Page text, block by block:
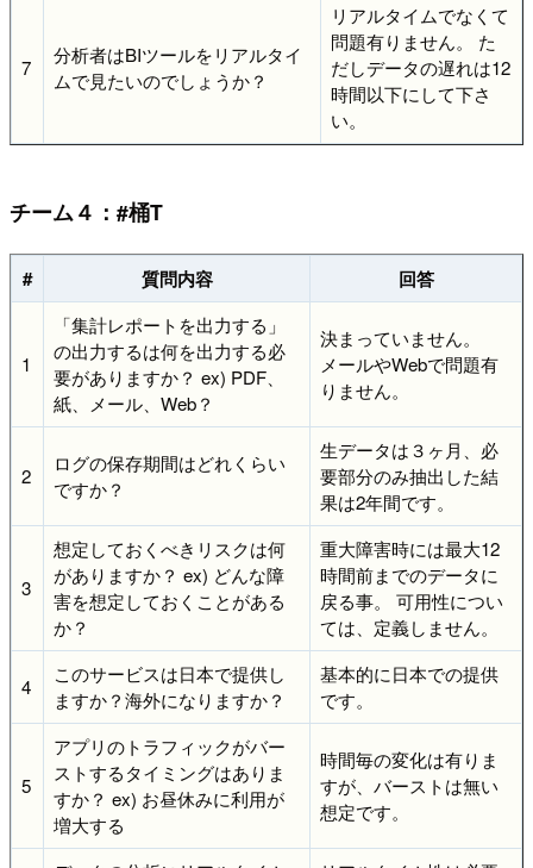
7
分析者はBIツールをリアルタイ
ムで見たいのでしょうか？
リアルタイムでなくて
問題有りません。 た
だしデータの遅れは12
時間以下にして下さ
い。
チーム４：#桶T
# 質問内容 回答
1
「集計レポートを出力する」
の出力するは何を出力する必
要がありますか？ ex) PDF、
紙、メール、Web？
決まっていません。
メールやWebで問題有
りません。
2
ログの保存期間はどれくらい
ですか？
生データは３ヶ月、必
要部分のみ抽出した結
果は2年間です。
3
想定しておくべきリスクは何
がありますか？ ex) どんな障
害を想定しておくことがある
か？
重大障害時には最大12
時間前までのデータに
戻る事。 可用性につい
ては、定義しません。
4
このサービスは日本で提供し
ますか？海外になりますか？
基本的に日本での提供
です。
5
アプリのトラフィックがバー
ストするタイミングはありま
すか？ ex) お昼休みに利用が
増大する
時間毎の変化は有りま
すが、バーストは無い
想定です。